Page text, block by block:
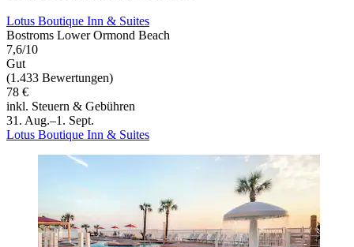
Lotus Boutique Inn & Suites
Bostroms Lower Ormond Beach
7,6/10
Gut
(1.433 Bewertungen)
78 €
inkl. Steuern & Gebühren
31. Aug.–1. Sept.
Lotus Boutique Inn & Suites